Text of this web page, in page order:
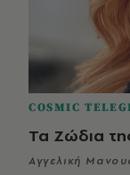
COSMIC
Τα Ζώδια
Αγγελική